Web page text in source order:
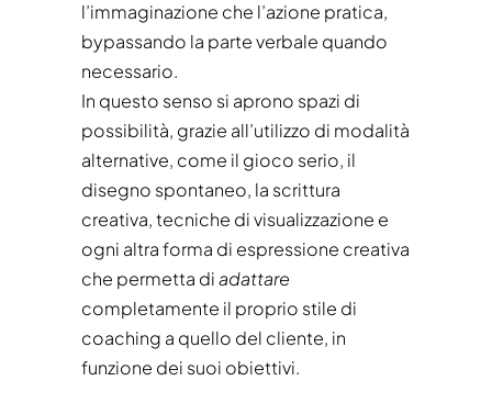
l’immaginazione che l’azione pratica,
bypassando la parte verbale quando
necessario.
In questo senso si aprono spazi di
possibilità, grazie all’utilizzo di modalità
alternative, come il gioco serio, il
disegno spontaneo, la scrittura
creativa, tecniche di visualizzazione e
ogni altra forma di espressione creativa
che permetta diadattare
completamente il proprio stile di
coaching a quello del cliente, in
funzione dei suoi obiettivi.